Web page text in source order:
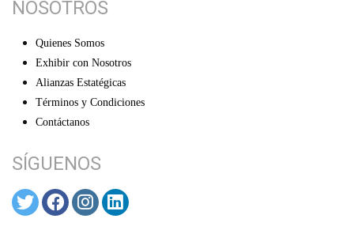
NOSOTROS
Quienes Somos
Exhibir con Nosotros
Alianzas Estatégicas
Términos y Condiciones
Contáctanos
SÍGUENOS